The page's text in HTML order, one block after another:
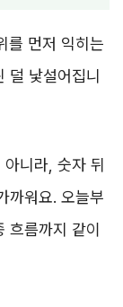
를 먼저 익히는
덜 낯설어집니
니라, 숫자 뒤
까워요. 오늘부
흐름까지 같이